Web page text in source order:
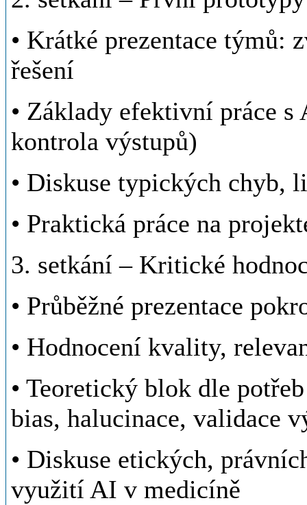
• Krátké prezentace týmů:
řešení
• Základy efektivní práce
kontrola výstupů)
• Diskuse typických chyb,
• Praktická práce na
3. setkání – Kritické
• Průběžné prezentace
• Hodnocení kvality,
• Teoretický blok dle
bias, halucinace, validace
• Diskuse etických,
využití AI v medicíně